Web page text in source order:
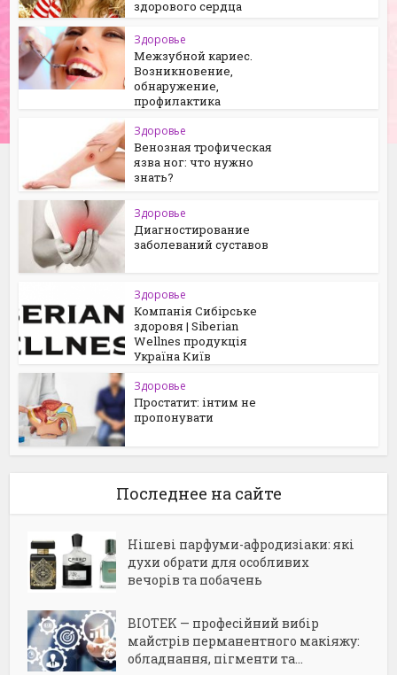
здорового сердца
Здоровье
Межзубной кариес.
Возникновение,
обнаружение,
профилактика
Здоровье
Венозная трофическая
язва ног: что нужно
знать?
Здоровье
Диагностирование
заболеваний суставов
Здоровье
Компанія Сибірське
здоровя | Siberian
Wellnes продукція
Україна Київ
Здоровье
Простатит: інтим не
пропонувати
Последнее на сайте
Нішеві парфуми-афродизіаки: які
духи обрати для особливих
вечорів та побачень
BIOTEK — професійний вибір
майстрів перманентного макіяжу:
обладнання, пігменти та...